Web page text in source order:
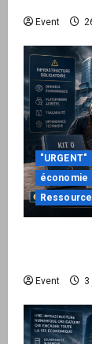
Event
"URGENT"
économie
Event 3